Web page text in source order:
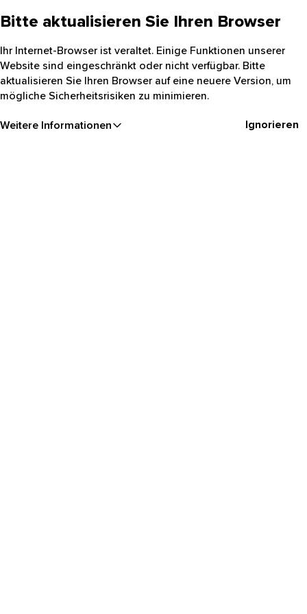
Bitte aktualisieren Sie Ihren Browser
Ihr Internet-Browser ist veraltet. Einige Funktionen unserer
Website sind eingeschränkt oder nicht verfügbar. Bitte
aktualisieren Sie Ihren Browser auf eine neuere Version, um
mögliche Sicherheitsrisiken zu minimieren.
Weitere Informationen Ignorieren